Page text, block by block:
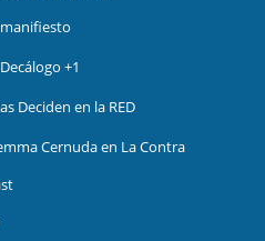
manifiesto
+1
Deciden en la RED
Cernuda en La Contra